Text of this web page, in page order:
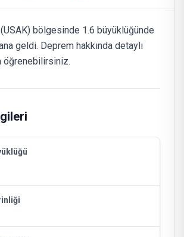
bölgesinde 1.6 büyüklüğünde
geldi. Deprem hakkında detaylı
öğrenebilirsiniz.